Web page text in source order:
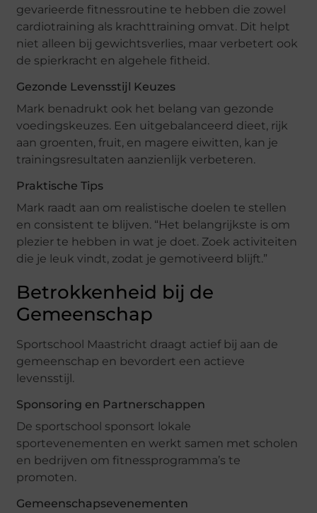
gevarieerde fitnessroutine te hebben die zowel
cardiotraining als krachttraining omvat. Dit helpt
niet alleen bij gewichtsverlies, maar verbetert ook
de spierkracht en algehele fitheid.
Gezonde Levensstijl Keuzes
Mark benadrukt ook het belang van gezonde
voedingskeuzes. Een uitgebalanceerd dieet, rijk
aan groenten, fruit, en magere eiwitten, kan je
trainingsresultaten aanzienlijk verbeteren.
Praktische Tips
Mark raadt aan om realistische doelen te stellen
en consistent te blijven. “Het belangrijkste is om
plezier te hebben in wat je doet. Zoek activiteiten
die je leuk vindt, zodat je gemotiveerd blijft.”
Betrokkenheid bij de
Gemeenschap
Sportschool Maastricht draagt actief bij aan de
gemeenschap en bevordert een actieve
levensstijl.
Sponsoring en Partnerschappen
De sportschool sponsort lokale
sportevenementen en werkt samen met scholen
en bedrijven om fitnessprogramma’s te
promoten.
Gemeenschapsevenementen